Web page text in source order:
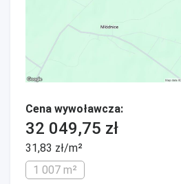
Cena wywoławcza:
32 049,75 zł
31,83 zł/m²
1 007 m²